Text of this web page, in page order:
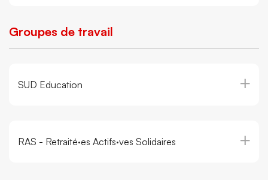
Groupes de travail
SUD Education
RAS - Retraité·es Actifs·ves Solidaires